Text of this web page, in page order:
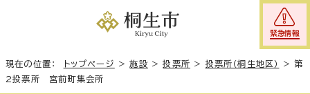
緊急情報
現在の位置： トップページ >施設 >投票所 > 投票所（桐生地区） >第
2投票所 宮前町集会所